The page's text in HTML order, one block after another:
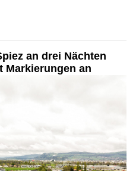
an drei Nächten
Markierungen an